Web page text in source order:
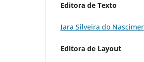
Editora de Texto
Iara Silveira do
Editora de Layout